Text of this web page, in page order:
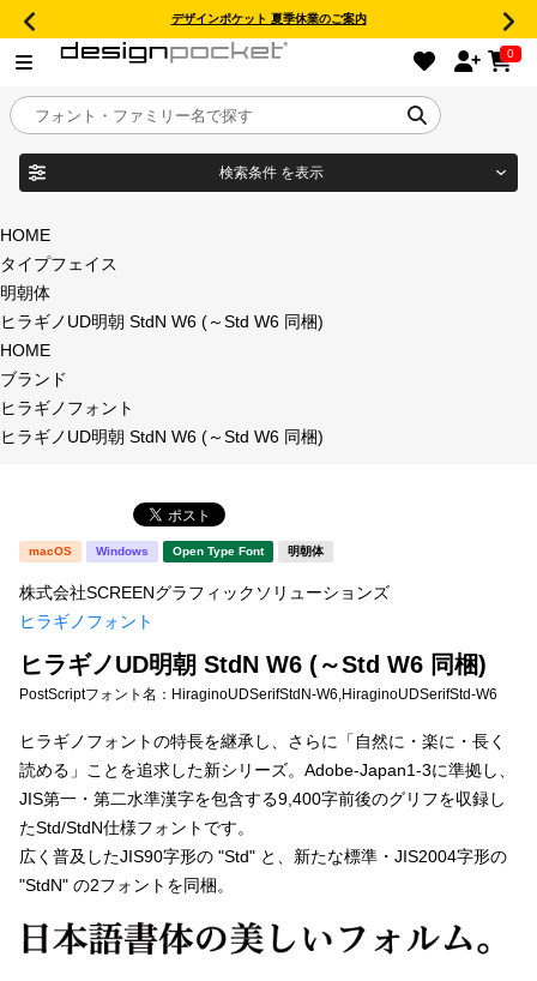
デザインポケット 夏季休業のご案内
0
目的別フォントガイド
特集
年間ライセンス商品
新着一覧
カート 0
お気に入り
ご利用ガイド
よくあるご質問
検索条件 を表示
商品名
フォント形式
タイプフェイス
明朝体
丸ゴシック
宋朝体 清朝体
教科書体 行書体
草書体 勘亭流
江戸文字 デザイン毛筆
すべてを表示
太さ・ウェイト
HOME
タイプフェイス
明朝体
ヒラギノUD明朝 StdN W6 (～Std W6 同梱)
HOME
ブランド
ヒラギノフォント
ヒラギノUD明朝 StdN W6 (～Std W6 同梱)
macOS Windows Open Type Font 明朝体
株式会社SCREENグラフィックソリューションズ
ヒラギノフォント
ヒラギノUD明朝 StdN W6 (～Std W6 同梱)
PostScriptフォント名： HiraginoUDSerifStdN-W6,HiraginoUDSerifStd-W6
ヒラギノフォントの特長を継承し、さらに「自然に・楽に・長く
読める」ことを追求した新シリーズ。Adobe-Japan1-3に準拠し、
JIS第一・第二水準漢字を包含する9,400字前後のグリフを収録し
たStd/StdN仕様フォントです。
広く普及したJIS90字形の "Std" と、新たな標準・JIS2004字形の
"StdN" の2フォントを同梱。